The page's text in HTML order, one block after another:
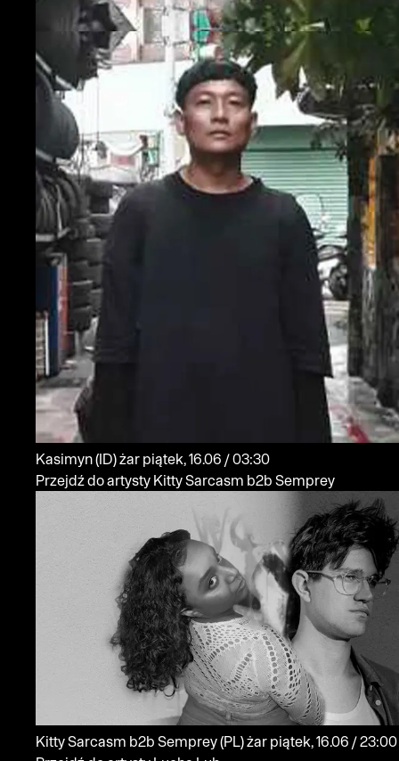
Kasimyn(ID)żar
piątek, 16.06 / 03:30
Przejdź do artysty Kitty Sarcasm b2b Semprey
Kitty Sarcasm b2b Semprey(PL)żar
piątek, 16.06 / 23:00